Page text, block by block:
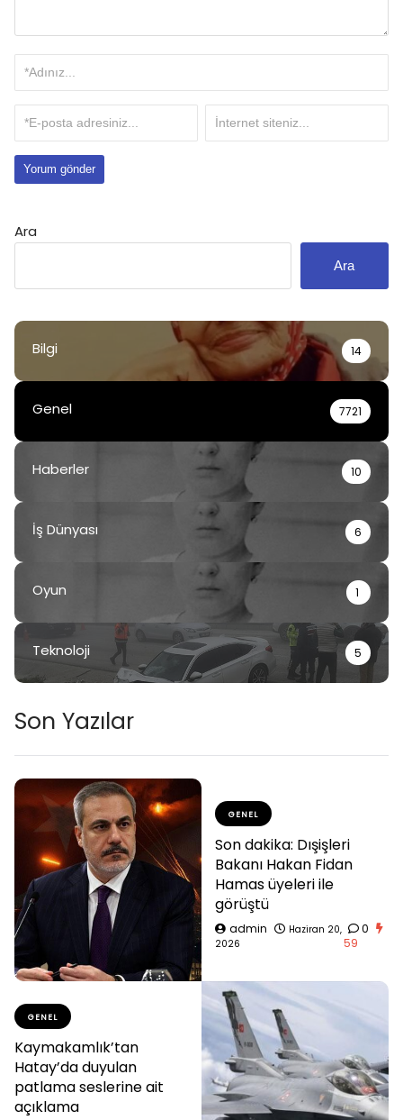
Ara
Ara
Bilgi 14
Genel 7721
Haberler 10
İş Dünyası 6
Oyun 1
Teknoloji 5
Son Yazılar
GENEL
Son dakika: Dışişleri
Bakanı Hakan Fidan
Hamas üyeleri ile
görüştü
admin
Haziran 20,
2026
0
59
GENEL
Kaymakamlık’tan
Hatay’da duyulan
patlama seslerine ait
açıklama